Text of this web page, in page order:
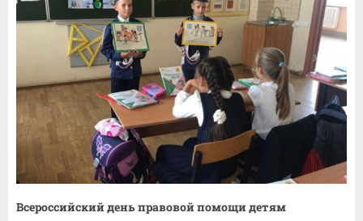
Всероссийский день правовой помощи детям